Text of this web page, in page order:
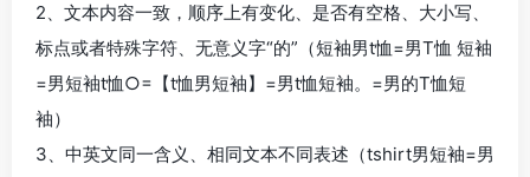
2、文本内容一致，顺序上有变化、是否有空格、大小写、
标点或者特殊字符、无意义字“的”（短袖男t恤=男T恤 短袖
=男短袖t恤○=【t恤男短袖】=男t恤短袖。=男的T恤短
袖）
3、中英文同一含义、相同文本不同表述（tshirt男短袖=男